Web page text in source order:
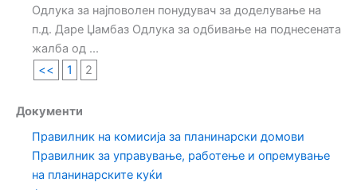
Одлука за најповолен понудувач за доделување на
п.д. Даре Џамбаз Одлука за одбивање на поднесената
жалба од ...
<<
1 2
Документи
Правилник на комисија за планинарски домови
Правилник за управување, работење и опремување
на планинарските куќи